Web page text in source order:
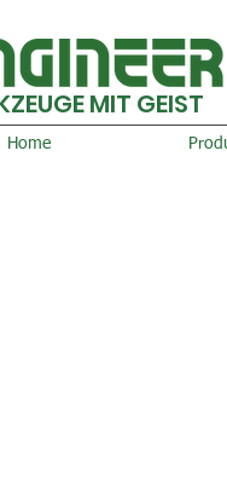
MIT GEIST
Home